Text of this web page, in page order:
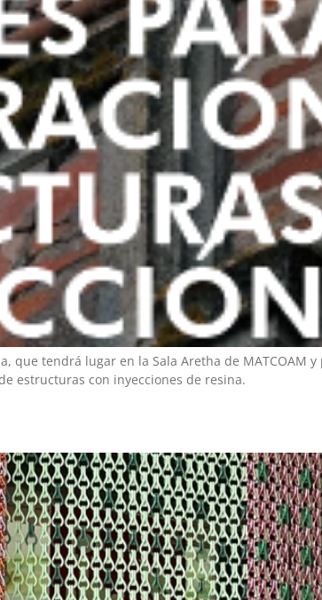
tendrá lugar en la Sala Aretha de MATCOAM
estructuras con inyecciones de resina.